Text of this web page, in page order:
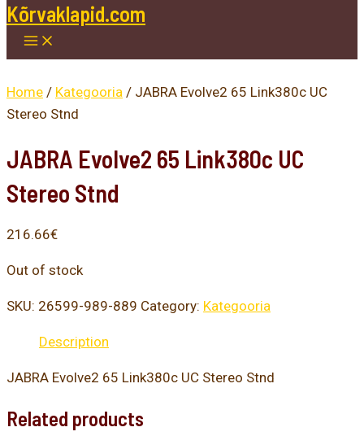
Kõrvaklapid.com
Home / Kategooria / JABRA Evolve2 65 Link380c UC
Stereo Stnd
JABRA Evolve2 65 Link380c UC
Stereo Stnd
216.66€
Out of stock
SKU: 26599-989-889 Category: Kategooria
Description
JABRA Evolve2 65 Link380c UC Stereo Stnd
Related products